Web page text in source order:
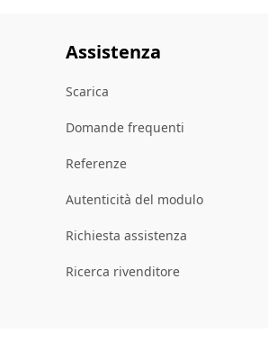
Assistenza
Scarica
Domande frequenti
Referenze
Autenticità del modulo
Richiesta assistenza
Ricerca rivenditore